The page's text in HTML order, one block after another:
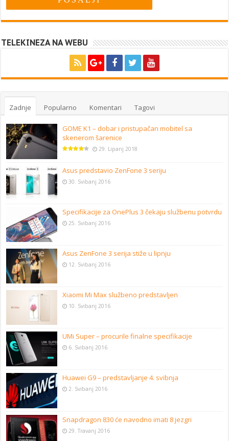
TELEKINEZA NA WEBU
Zadnje Popularno Komentari Tagovi
GOME K1 – dobar i pristupačan mobitel sa
skenerom šarenice
29. Lipanj 2018
Asus predstavio ZenFone 3 seriju
30. Svibanj 2016
Specifikacije za OnePlus 3 čekaju službenu potvrdu
25. Svibanj 2016
Asus ZenFone 3 serija stiže u lipnju
12. Svibanj 2016
Xiaomi Mi Max službeno predstavljen
10. Svibanj 2016
UMi Super – procurile finalne specifikacije
6. Svibanj 2016
Huawei G9 – predstavljanje 4. svibnja
2. Svibanj 2016
Snapdragon 830 će navodno imati 8 jezgri
29. Travanj 2016